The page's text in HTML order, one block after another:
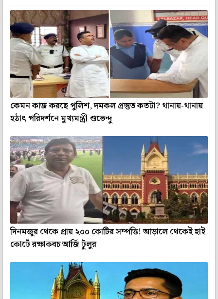
কেমন কাজ করছে পুলিশ, দমকল প্রস্তুত কতটা? থানায়-থানায়
হঠাৎ পরিদর্শনে মুখ্যমন্ত্রী শুভেন্দু
দিনমজুর থেকে প্রায় ২০০ কোটির সম্পত্তি! আড়ালে থেকেই হাই
কোর্টে রক্ষাকবচ আর্জি টুলুর